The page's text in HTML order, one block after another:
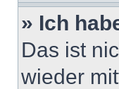
» Ich
Das ist
wieder